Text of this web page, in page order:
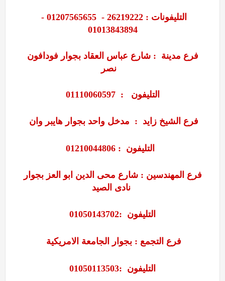
التليفونات : 26219222 - 01207565655 -
01013843894
شارع عباس العقاد بجوار فودافون :
التليفون : 01110060597
مدخل واحد بجوار هايبر وان : فرع الشيخ زايد
01210044806 :
فرع المهندسين :شارع محى الدين ابو العز بجوار
01050143702:
بجوار الجامعة الامريكية : فرع التجمع
01050113503: